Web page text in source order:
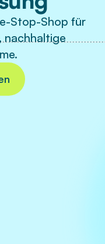
Stop-Shop für
nachhaltige